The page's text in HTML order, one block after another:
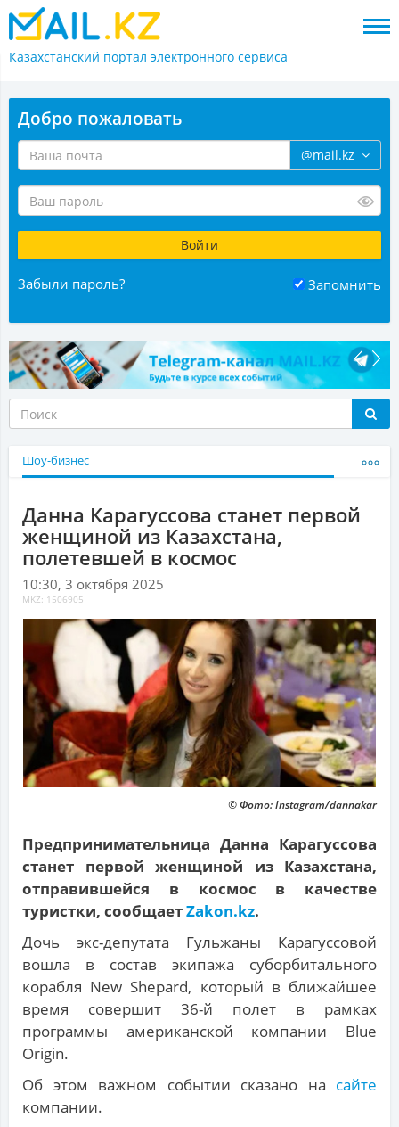
Казахстанский портал электронного сервиса
Добро пожаловать
@mail.kz
Забыли пароль? Запомнить
Шоу-бизнес
Данна Карагуссова станет первой
женщиной из Казахстана,
полетевшей в космос
10:30, 3 октября 2025
MKZ: 1506905
© Фото: Instagram/dannakar
Предпринимательница Данна Карагусcова
станет первой женщиной из Казахстана,
отправившейся в космос в качестве
туристки, сообщаетZakon.kz.
Дочь экс-депутата Гульжаны Карагуссовой
вошла в состав экипажа суборбитального
корабля New Shepard, который в ближайшее
время совершит 36-й полет в рамках
программы американской компании Blue
Origin.
Об этом важном событии сказано на сайте
компании.